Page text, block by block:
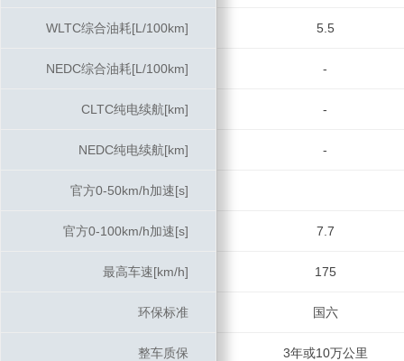
WLTC综合油耗[L/100km] 5.5
NEDC综合油耗[L/100km] -
CLTC纯电续航[km] -
NEDC纯电续航[km] -
官方0-50km/h加速[s]
官方0-100km/h加速[s] 7.7
最高车速[km/h] 175
环保标准 国六
整车质保 3年或10万公里
WLTC综合油耗[L/100km]
NEDC综合油耗[L/100km]
CLTC纯电续航[km]
NEDC纯电续航[km]
官方0-50km/h加速[s]
官方0-100km/h加速[s]
最高车速[km/h]
环保标准
整车质保